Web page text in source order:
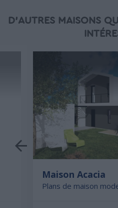
D'AUTRES MAISONS
Maison Acacia
Plans de maison